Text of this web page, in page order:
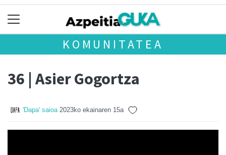
KOMUNITATEA
36 | Asier Gogortza
'Dapa' saioa 2023ko ekainaren 15a